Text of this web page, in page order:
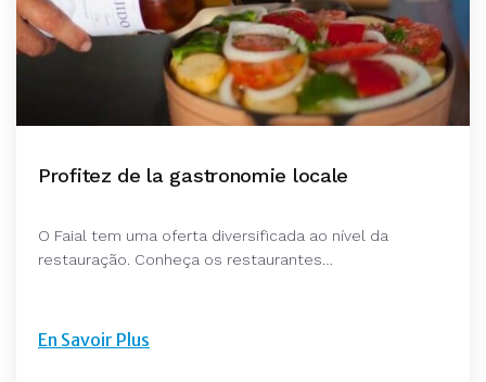
Profitez de la gastronomie locale
O Faial tem uma oferta diversificada ao nível da
restauração. Conheça os restaurantes…
En Savoir Plus